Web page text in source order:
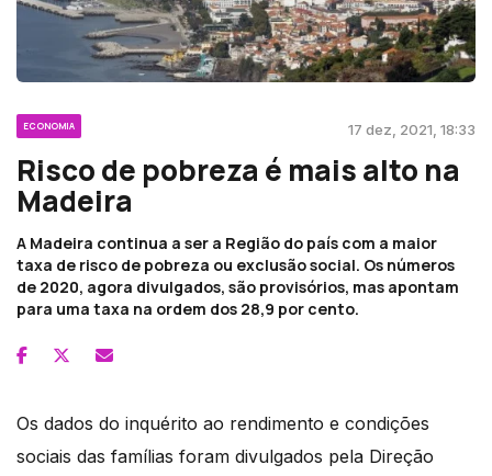
ECONOMIA 17 dez, 2021, 18:33
Risco de pobreza é mais alto na
Madeira
A Madeira continua a ser a Região do país com a maior
taxa de risco de pobreza ou exclusão social. Os números
de 2020, agora divulgados, são provisórios, mas apontam
para uma taxa na ordem dos 28,9 por cento.
Os dados do inquérito ao rendimento e condições
sociais das famílias foram divulgados pela Direção